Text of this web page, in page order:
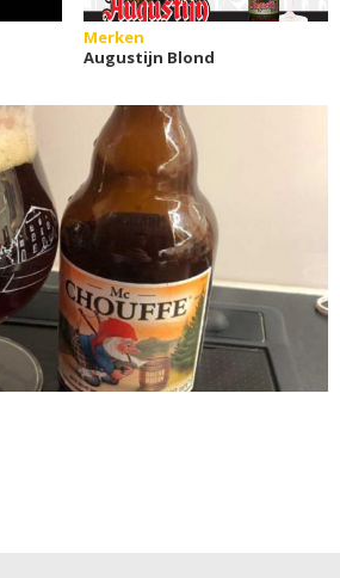
Merken
Augustijn Blond